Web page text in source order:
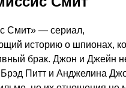
Смит» — сериал,
историю о шпионах,
брак. Джон и Джейн
Питт и Анджелина